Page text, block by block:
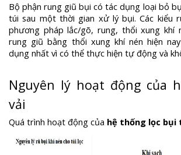
Bộ phận rung giũ bụi có tác dụng loại bỏ
túi sau một thời gian xử lý bụi. Các kiểu
phương pháp lắc/gõ, rung, thổi xung khí
rung giũ bằng thổi xung khí nén hiện
dụng nhất vì có thể thực hiện tự động và
Nguyên lý hoạt động của
vải
Quá trình hoạt động của hệ thống lọc bụi